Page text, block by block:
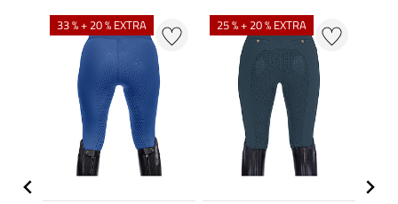
33 % + 20 % EXTRA 25 % + 20 % EXTRA